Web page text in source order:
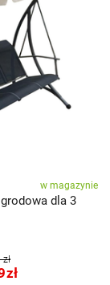
w magazynie
dla 3
zł